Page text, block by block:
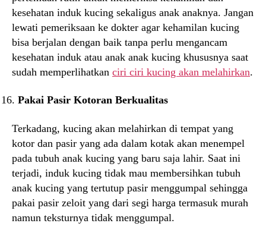
kesehatan induk kucing sekaligus anak anaknya. Jangan
lewati pemeriksaan ke dokter agar kehamilan kucing
bisa berjalan dengan baik tanpa perlu mengancam
kesehatan induk atau anak anak kucing khususnya saat
sudah memperlihatkan ciri ciri kucing akan melahirkan.
Pakai Pasir Kotoran Berkualitas
Terkadang, kucing akan melahirkan di tempat yang
kotor dan pasir yang ada dalam kotak akan menempel
pada tubuh anak kucing yang baru saja lahir. Saat ini
terjadi, induk kucing tidak mau membersihkan tubuh
anak kucing yang tertutup pasir menggumpal sehingga
pakai pasir zeloit yang dari segi harga termasuk murah
namun teksturnya tidak menggumpal.